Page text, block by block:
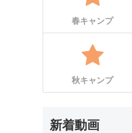
春キャンプ
秋キャンプ
新着動画